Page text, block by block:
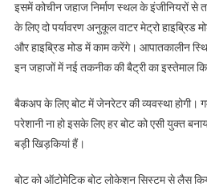
इसमें कोचीन जहाज निर्माण स्थल के इंजीनियरों से
के लिए दो पर्यावरण अनुकूल वाटर मेट्रो हाइब्रिड
और हाइब्रिड मोड में काम करेंगे। आपातकालीन
इन जहाजों में नई तकनीक की बैट्री का इस्तेमाल
बैकअप के लिए बोट में जेनरेटर की व्यवस्था होगी।
परेशानी ना हो इसके लिए हर बोट को एसी युक्त
बड़ी खिड़कियां हैं।
बोट को ऑटोमेटिक बोट लोकेशन सिस्टम से लैस